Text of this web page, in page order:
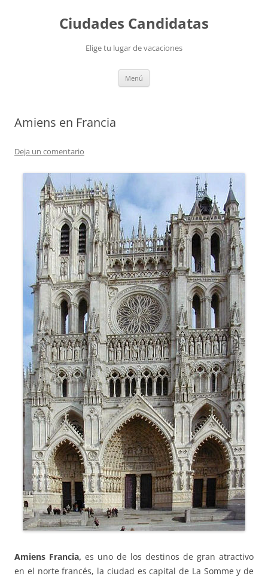
Ciudades Candidatas
Elige tu lugar de vacaciones
Menú
Amiens en Francia
Deja un comentario
Amiens Francia, es uno de los destinos de gran atractivo
en el norte francés, la ciudad es capital de La Somme y de